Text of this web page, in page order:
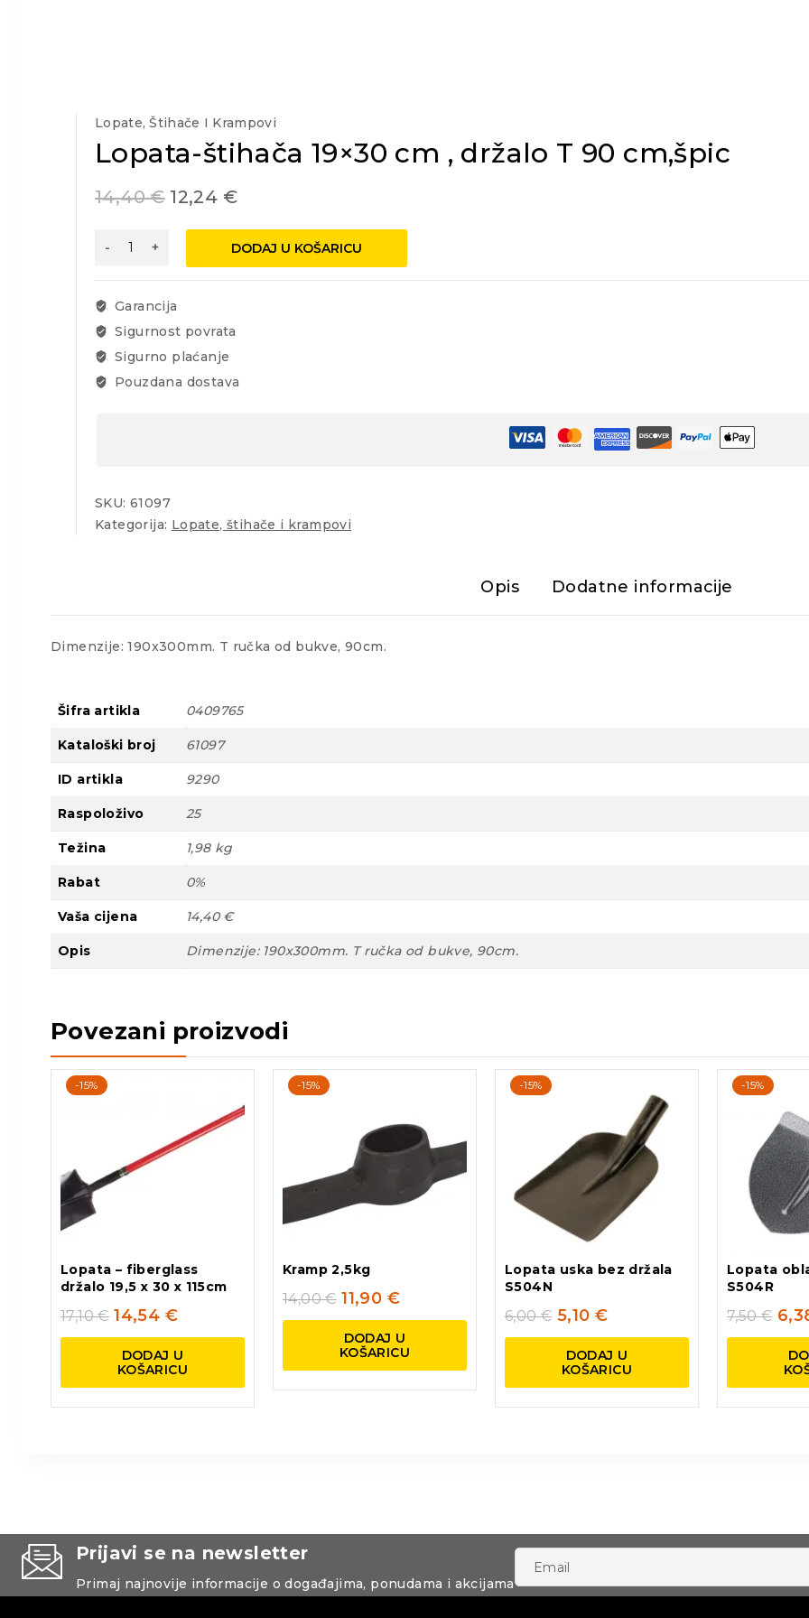
Lopate, Štihače I Krampovi
Lopata-štihača 19×30 cm , držalo T 90 cm,špic
14,40€ 12,24 €
Lopata-
19x30
cm
držalo
T
90
DODAJ U KOŠARICU
Garancija
Sigurnost povrata
Sigurno plaćanje
Pouzdana dostava
SKU: 61097
Kategorija: Lopate, štihače i krampovi
Opis Dodatne informacije
Dimenzije: 190x300mm. T ručka od bukve, 90cm.
Šifra artikla 0409765
Kataloški broj 61097
ID artikla 9290
Raspoloživo 25
Težina 1,98 kg
Rabat 0%
Vaša cijena 14,40 €
Opis Dimenzije: 190x300mm. T ručka od bukve, 90cm.
Povezani proizvodi
-15%
Lopata – fiberglass
držalo 19,5 x 30 x 115cm
17,10€ 14,54 €
DODAJ U
KOŠARICU
-15%
Kramp 2,5kg
14,00€ 11,90 €
DODAJ U
KOŠARICU
-15%
Lopata uska bez držala
S504N
6,00€ 5,10 €
DODAJ U
KOŠARICU
-15%
Lopata
S504R
7,50€
Prijavi se na newsletter
Primaj najnovije informacije o događajima, ponudama i akcijama